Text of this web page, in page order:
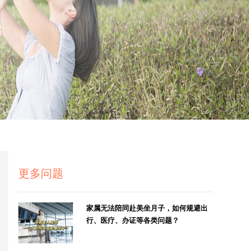
更多问题
家属无法陪同赴美坐月子，如何规避出
行、医疗、办证等各类问题？